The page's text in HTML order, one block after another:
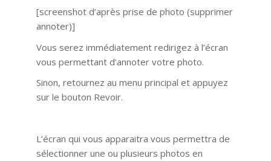
[screenshot d’après prise de photo (supprimer
annoter)]
Vous serez immédiatement redirigez à l’écran
vous permettant d’annoter votre photo.
Sinon, retournez au menu principal et appuyez
sur le bouton Revoir.
L’écran qui vous apparaitra vous permettra de
sélectionner une ou plusieurs photos en